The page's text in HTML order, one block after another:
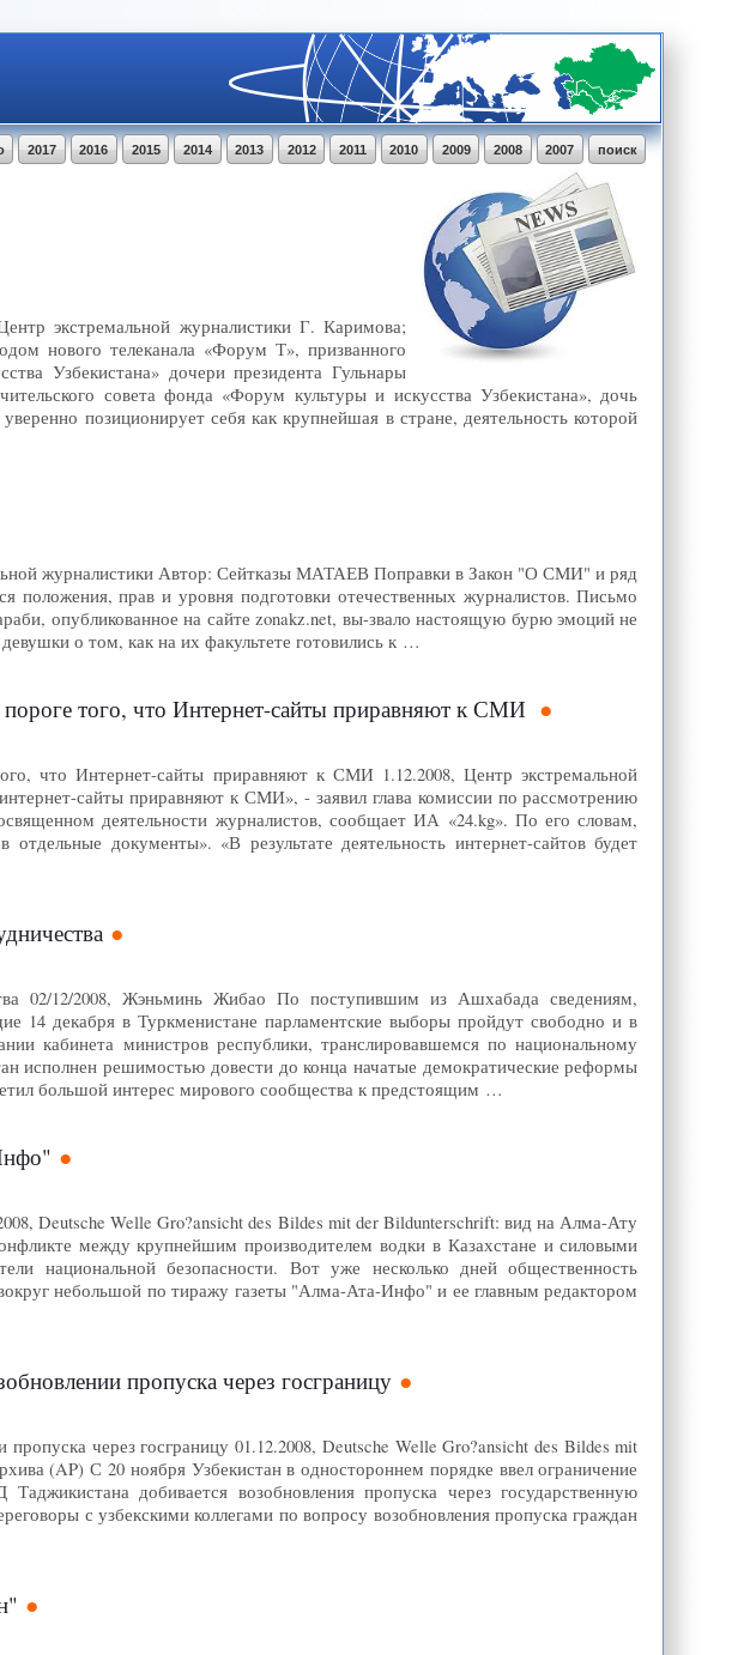
поиск
2007
2008
2009
2010
2011
2012
2013
2014
2015
2016
2017
экстремальной журналистики Г. Каримова;
нового телеканала «Форум Т», призванного
Узбекистана» дочери президента Гульнары
совета фонда «Форум культуры и искусства Узбекистана», дочь
позиционирует себя как крупнейшая в стране, деятельность которой
журналистики Автор: Сейтказы МАТАЕВ Поправки в Закон "О СМИ" и ряд
положения, прав и уровня подготовки отечественных журналистов. Письмо
опубликованное на сайте zonakz.net, вы-звало настоящую бурю эмоций не
о том, как на их факультете готовились к …
того, что Интернет-сайты приравняют к СМИ
что Интернет-сайты приравняют к СМИ 1.12.2008, Центр экстремальной
сайты приравняют к СМИ», - заявил глава комиссии по рассмотрению
деятельности журналистов, сообщает ИА «24.kg». По его словам,
документы». «В результате деятельность интернет-сайтов будет
02/12/2008, Жэньминь Жибао По поступившим из Ашхабада сведениям,
14 декабря в Туркменистане парламентские выборы пройдут свободно и в
кабинета министров республики, транслировавшемся по национальному
исполнен решимостью довести до конца начатые демократические реформы
большой интерес мирового сообщества к предстоящим …
Deutsche Welle Gro?ansicht des Bildes mit der Bildunterschrift: вид на Алма-Ату
между крупнейшим производителем водки в Казахстане и силовыми
национальной безопасности. Вот уже несколько дней общественность
небольшой по тиражу газеты "Алма-Ата-Инфо" и ее главным редактором
пропуска через госграницу
через госграницу 01.12.2008, Deutsche Welle Gro?ansicht des Bildes mit
(AP) С 20 ноября Узбекистан в одностороннем порядке ввел ограничение
добивается возобновления пропуска через государственную
с узбекскими коллегами по вопросу возобновления пропуска граждан